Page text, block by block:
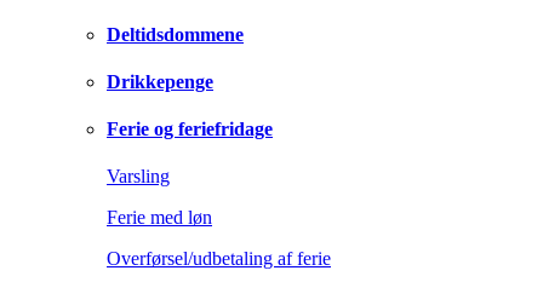
Deltidsdommene
Drikkepenge
Ferie og feriefridage
Varsling
Ferie med løn
Overførsel/udbetaling af ferie